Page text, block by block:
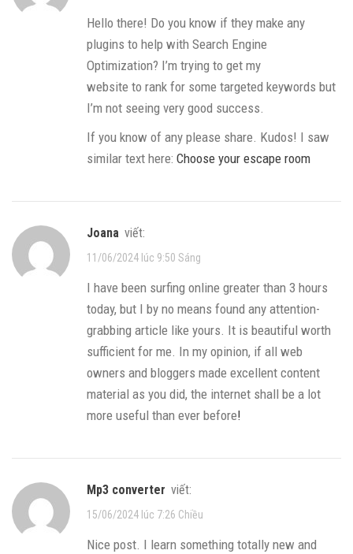
Hello there! Do you know if they make any
plugins to help with Search Engine
Optimization? I’m trying to get my
website to rank for some targeted keywords but
I’m not seeing very good success.
If you know of any please share. Kudos! I saw
similar text here: Choose your escape room
Joana viết:
11/06/2024 lúc 9:50 Sáng
I have been surfing online greater than 3 hours
today, but I by no means found any attention-
grabbing article like yours. It is beautiful worth
sufficient for me. In my opinion, if all web
owners and bloggers made excellent content
material as you did, the internet shall be a lot
more useful than ever before!
mp3 converter viết:
15/06/2024 lúc 7:26 Chiều
Nice post. I learn something totally new and